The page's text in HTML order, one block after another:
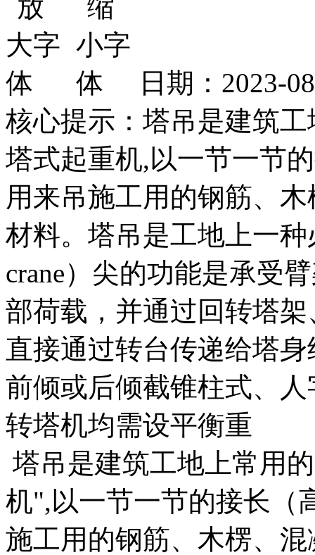
日期：2023-
核心提示：塔吊是建筑
塔式起重机,以一节一节
用来吊施工用的钢筋、
材料。塔吊是工地上一
crane）尖的功能是承受
部荷载，并通过回转塔
直接通过转台传递给塔
前倾或后倾截锥柱式、
转塔机均需设平衡重
塔吊是建筑工地上常用
机",以一节一节的接长（
施工用的钢筋、木楞、